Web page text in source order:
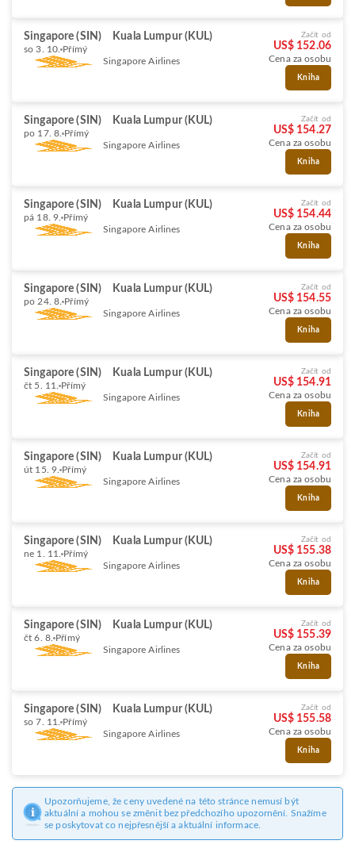
Singapore (SIN) Kuala Lumpur (KUL)
so 3. 10. Přímý
Singapore Airlines
Začít od
US$ 152.06
Cena za osobu
Kniha
Singapore (SIN) Kuala Lumpur (KUL)
po 17. 8. Přímý
Singapore Airlines
Začít od
US$ 154.27
Cena za osobu
Kniha
Singapore (SIN) Kuala Lumpur (KUL)
pá 18. 9. Přímý
Singapore Airlines
Začít od
US$ 154.44
Cena za osobu
Kniha
Singapore (SIN) Kuala Lumpur (KUL)
po 24. 8. Přímý
Singapore Airlines
Začít od
US$ 154.55
Cena za osobu
Kniha
Singapore (SIN) Kuala Lumpur (KUL)
čt 5. 11. Přímý
Singapore Airlines
Začít od
US$ 154.91
Cena za osobu
Kniha
Singapore (SIN) Kuala Lumpur (KUL)
út 15. 9. Přímý
Singapore Airlines
Začít od
US$ 154.91
Cena za osobu
Kniha
Singapore (SIN) Kuala Lumpur (KUL)
ne 1. 11. Přímý
Singapore Airlines
Začít od
US$ 155.38
Cena za osobu
Kniha
Singapore (SIN) Kuala Lumpur (KUL)
čt 6. 8. Přímý
Singapore Airlines
Začít od
US$ 155.39
Cena za osobu
Kniha
Singapore (SIN) Kuala Lumpur (KUL)
so 7. 11. Přímý
Singapore Airlines
Začít od
US$ 155.58
Cena za osobu
Kniha
Upozorňujeme, že ceny uvedené na této stránce nemusí být
aktuální a mohou se změnit bez předchozího upozornění. Snažíme
se poskytovat co nejpřesnější a aktuální informace.